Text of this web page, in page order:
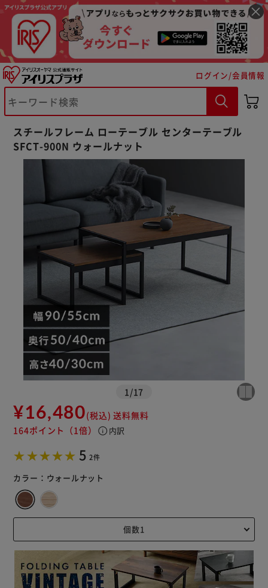
ログイン/会員情報
スチールフレーム ローテーブル センターテーブル
SFCT-900N ウォールナット
1 /17
¥16,480(税込) 送料無料
164ポイント （1倍） info 内訳
5 2件
カラー： ウォールナット
※ご確認ください
カートに入れる 購入手続きへ